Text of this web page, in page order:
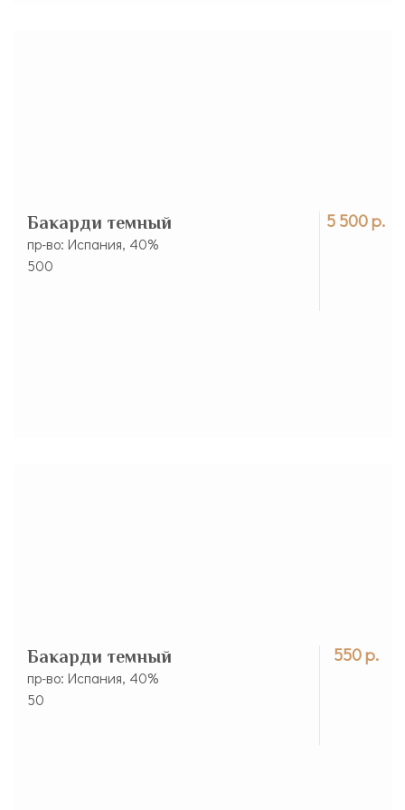
5 500 р.
Бакарди темный
пр-во: Испания, 40%
500
550 р.
Бакарди темный
пр-во: Испания, 40%
50